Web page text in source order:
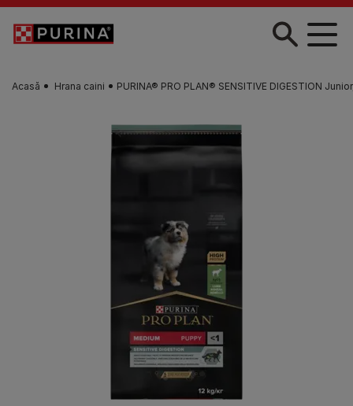
Skip to main content
Acasă Hrana caini PURINA® PRO PLAN® SENSITIVE DIGESTION